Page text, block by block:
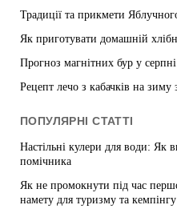
Традиції та прикмети
Як приготувати домашній
Прогноз магнітних бур у
Рецепт лечо з кабачків на зиму
ПОПУЛЯРНІ СТАТТІ
Настільні кулери для води: Як
помічника
Як не промокнути під час
намету для туризму та кемпінгу